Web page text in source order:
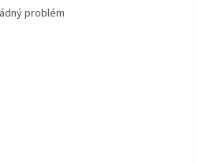
problém
je 5 z 5 hvězdiček.